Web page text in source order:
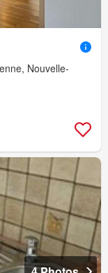
Nouvelle-